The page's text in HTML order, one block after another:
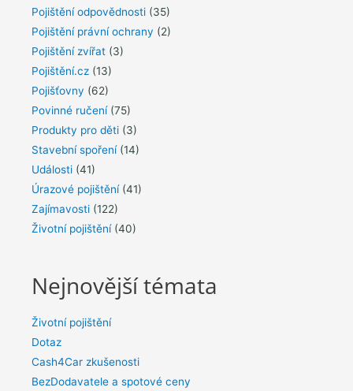
Pojištění odpovědnosti (35)
Pojištění právní ochrany (2)
Pojištění zvířat (3)
Pojištění.cz (13)
Pojišťovny (62)
Povinné ručení(75)
Produkty pro děti (3)
Stavební spoření(14)
Události (41)
Úrazové pojištění(41)
Zajímavosti (122)
Životní pojištění(40)
Nejnovější témata
Životní pojištění
Dotaz
Cash4Car zkušenosti
BezDodavatele a spotové ceny